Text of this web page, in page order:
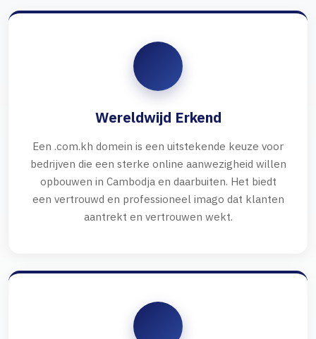
Wereldwijd Erkend
Een .com.kh domein is een uitstekende keuze voor
bedrijven die een sterke online aanwezigheid willen
opbouwen in Cambodja en daarbuiten. Het biedt
een vertrouwd en professioneel imago dat klanten
aantrekt en vertrouwen wekt.